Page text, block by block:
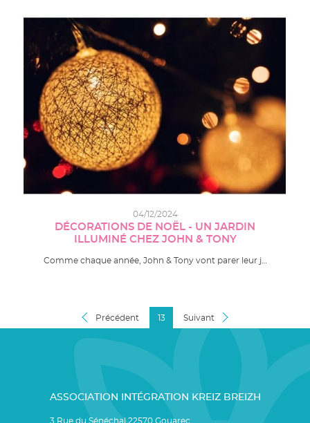
04/12/2024
DÉCORATIONS DE NOËL - UN JARDIN
ILLUMINÉ CHEZ JOHN & TONY
Comme chaque année, John & Tony vont parer leur j…
Précédent 13 Suivant
ASSOCIATION INTÉGRATION KREIZ BREIZH
3 Rue du Sénéchal 22570 Gouarec